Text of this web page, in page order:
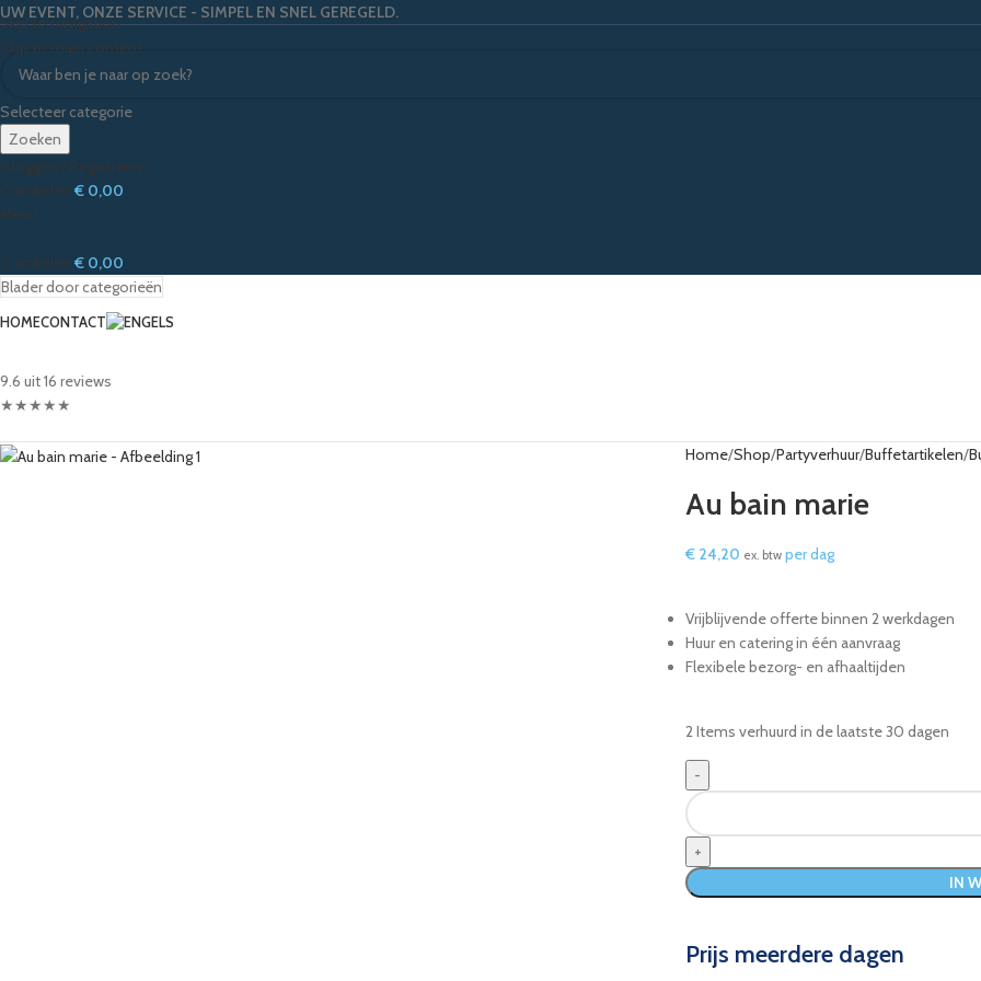
Skip to navigation
Skip to main content
UW EVENT, ONZE SERVICE - SIMPEL EN SNEL GEREGELD.
Selecteer categorie
Zoeken
Inloggen / Registreren
0 artikelen € 0,00
Menu
0 artikelen € 0,00
Blader door categorieën
HOMECONTACT
9.6 uit 16 reviews
★★★★★
Home Shop Partyverhuur Buffetartikelen
Au bain marie
€24,20 ex. btwper dag
Vrijblijvende offerte binnen 2 werkdagen
Huur en catering in één aanvraag
Flexibele bezorg- en afhaaltijden
2Items verhuurd in de laatste 30 dagen
IN
Prijs meerdere dagen